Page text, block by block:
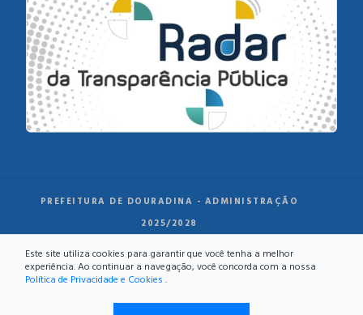
PREFEITURA DE DOURADINA - ADMINISTRAÇÃO
2025/2028
Este site utiliza cookies para garantir que você tenha a melhor
experiência. Ao continuar a navegação, você concorda com a nossa
Política de Privacidade e Cookies .